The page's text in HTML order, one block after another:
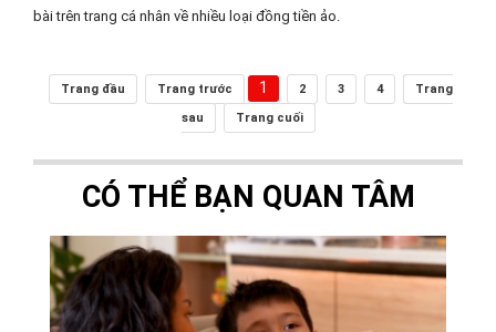
bài trên trang cá nhân về nhiều loại đồng tiền ảo.
Trang đầu Trang trước 1 2 3 4
Trang
sau
Trang cuối
CÓ THỂ BẠN QUAN TÂM